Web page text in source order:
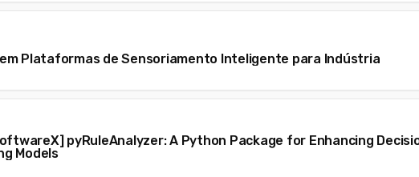
em Plataformas de Sensoriamento Inteligente para Indústria
pyRuleAnalyzer: A Python Package for Enhancing
Models